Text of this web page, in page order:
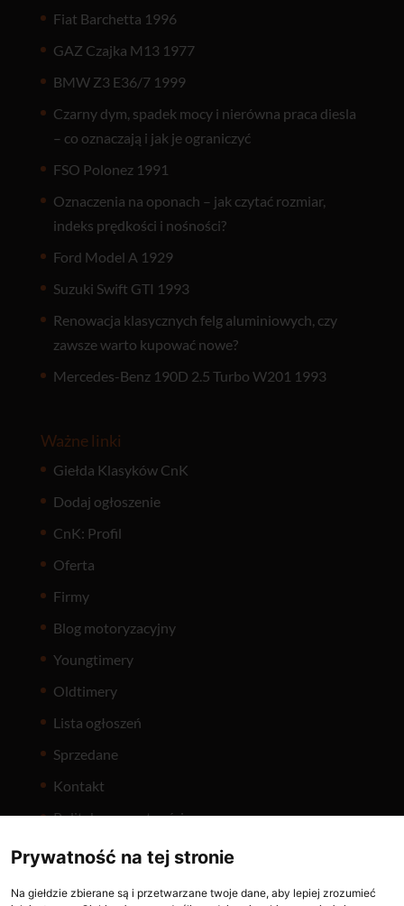
Fiat Barchetta 1996
GAZ Czajka M13 1977
BMW Z3 E36/7 1999
Czarny dym, spadek mocy i nierówna praca diesla
– co oznaczają i jak je ograniczyć
FSO Polonez 1991
Oznaczenia na oponach – jak czytać rozmiar,
indeks prędkości i nośności?
Ford Model A 1929
Suzuki Swift GTI 1993
Renowacja klasycznych felg aluminiowych, czy
zawsze warto kupować nowe?
Mercedes-Benz 190D 2.5 Turbo W201 1993
Ważne linki
Giełda Klasyków CnK
Dodaj ogłoszenie
CnK: Profil
Oferta
Firmy
Blog motoryzacyjny
Youngtimery
Oldtimery
Lista ogłoszeń
Sprzedane
Kontakt
Polityka prywatności
Prywatność na tej stronie
Na giełdzie zbierane są i przetwarzane twoje dane, aby lepiej zrozumieć